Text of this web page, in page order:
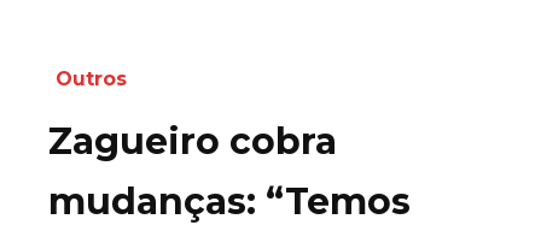
Outros
Zagueiro cobra
mudanças: “Temos